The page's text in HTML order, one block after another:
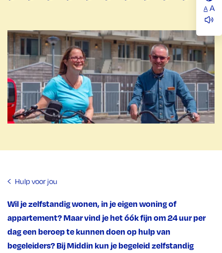
A A
Hulp voor jou
Wil je zelfstandig wonen, in je eigen woning of
appartement? Maar vind je het óók fijn om 24 uur per
dag een beroep te kunnen doen op hulp van
begeleiders? Bij Middin kun je begeleid zelfstandig